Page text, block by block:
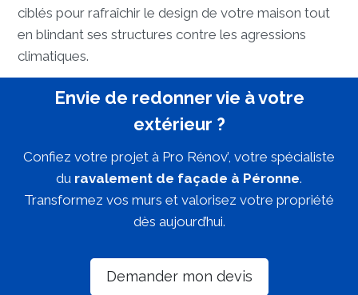
ciblés pour rafraîchir le design de votre maison tout
en blindant ses structures contre les agressions
climatiques.
Envie de redonner vie à votre
extérieur ?
Confiez votre projet à Pro Rénov’, votre spécialiste
du ravalement de façade à Péronne.
Transformez vos murs et valorisez votre propriété
dès aujourd’hui.
Demander mon devis